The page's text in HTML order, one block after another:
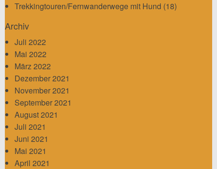
Trekkingtouren/Fernwanderwege mit Hund (18)
Archiv
Juli 2022
Mai 2022
März 2022
Dezember 2021
November 2021
September 2021
August 2021
Juli 2021
Juni 2021
Mai 2021
April 2021